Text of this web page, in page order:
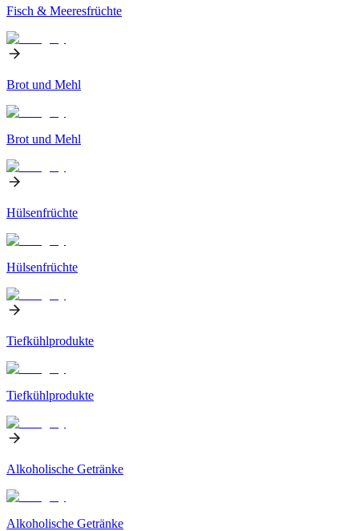
Fisch & Meeresfrüchte
Brot und Mehl
Brot und Mehl
Hülsenfrüchte
Hülsenfrüchte
Tiefkühlprodukte
Tiefkühlprodukte
Alkoholische Getränke
Alkoholische Getränke